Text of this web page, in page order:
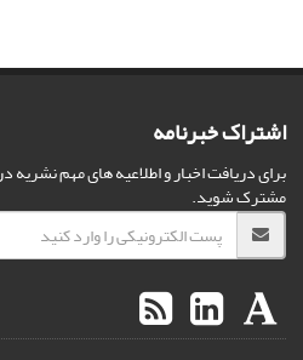
اشتراک خبرنامه
برای دریافت اخبار و اطلاعیه های مهم نشریه
مشترک شوید.